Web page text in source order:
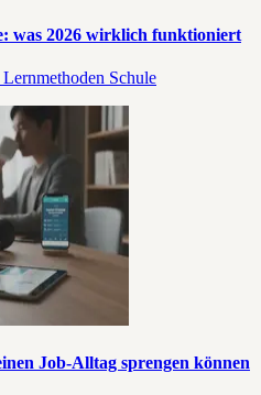
was 2026 wirklich funktioniert
Schule
Job-Alltag sprengen können